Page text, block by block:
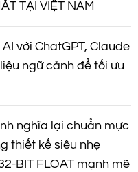
TẠI VIỆT NAM
với ChatGPT, Claude
ngữ cảnh để tối ưu
nghĩa lại chuẩn mực
thiết kế siêu nhẹ
BIT FLOAT mạnh mẽ